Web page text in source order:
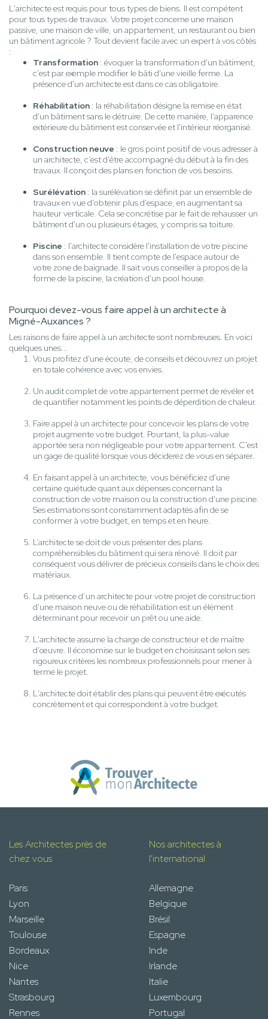
L'architecte est requis pour tous types de biens. Il est compétent
pour tous types de travaux. Votre projet concerne une maison
passive, une maison de ville, un appartement, un restaurant ou bien
un bâtiment agricole ? Tout devient facile avec un expert à vos côtés
:
Transformation : évoquer la transformation d'un bâtiment,
c'est par exemple modifier le bâti d'une vieille ferme. La
présence d'un architecte est dans ce cas obligatoire.
Réhabilitation : la réhabilitation désigne la remise en état
d'un bâtiment sans le détruire. De cette manière, l'apparence
extérieure du bâtiment est conservée et l'intérieur réorganisé.
Construction neuve : le gros point positif de vous adresser à
un architecte, c'est d'être accompagné du début à la fin des
travaux. Il conçoit des plans en fonction de vos besoins.
Surélévation : la surélévation se définit par un ensemble de
travaux en vue d'obtenir plus d'espace, en augmentant sa
hauteur verticale. Cela se concrétise par le fait de rehausser un
bâtiment d'un ou plusieurs étages, y compris sa toiture.
Piscine : l'architecte considère l'installation de votre piscine
dans son ensemble. Il tient compte de l'espace autour de
votre zone de baignade. Il sait vous conseiller à propos de la
forme de la piscine, la création d'un pool house.
Pourquoi devez-vous faire appel à un architecte à
Migné-Auxances ?
Les raisons de faire appel à un architecte sont nombreuses. En voici
quelques unes...
Vous profitez d'une écoute, de conseils et découvrez un projet
en totale cohérence avec vos envies.
Un audit complet de votre appartement permet de révéler et
de quantifier notamment les points de déperdition de chaleur.
Faire appel à un architecte pour concevoir les plans de votre
projet augmente votre budget. Pourtant, la plus-value
apportée sera non négligeable pour votre appartement. C'est
un gage de qualité lorsque vous déciderez de vous en séparer.
En faisant appel à un architecte, vous bénéficiez d'une
certaine quiétude quant aux dépenses concernant la
construction de votre maison ou la construction d'une piscine.
Ses estimations sont constamment adaptés afin de se
conformer à votre budget, en temps et en heure.
L’architecte se doit de vous présenter des plans
compréhensibles du bâtiment qui sera rénové. Il doit par
conséquent vous délivrer de précieux conseils dans le choix des
matériaux.
La présence d’un architecte pour votre projet de construction
d'une maison neuve ou de réhabilitation est un élément
déterminant pour recevoir un prêt ou une aide.
L'architecte assume la charge de constructeur et de maître
d’œuvre. Il économise sur le budget en choisissant selon ses
rigoureux critères les nombreux professionnels pour mener à
terme le projet.
L'architecte doit établir des plans qui peuvent être exécutés
concrètement et qui correspondent à votre budget.
Les Architectes près de
chez vous
Paris
Lyon
Marseille
Toulouse
Bordeaux
Nice
Nantes
Strasbourg
Rennes
Nos architectes à
l'international
Allemagne
Belgique
Brésil
Espagne
Inde
Irlande
Italie
Luxembourg
Portugal